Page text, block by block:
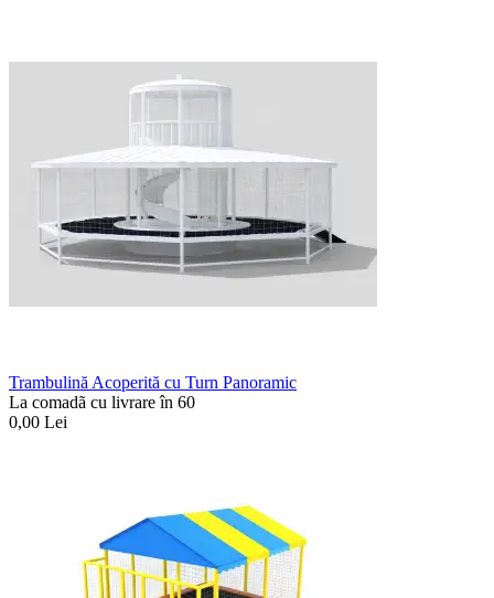
Trambulină Acoperită cu Turn Panoramic
La comadã cu livrare în 60
0,00 Lei